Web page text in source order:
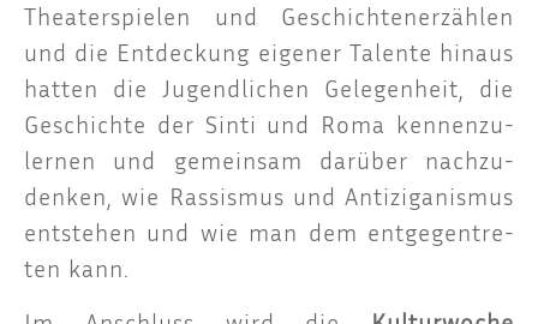
Thea­ter­spie­len und Geschich­ten­er­zäh­len
und die Ent­de­ckung eige­ner Talen­te hin­aus
hat­ten die Jugend­li­chen Gele­gen­heit, die
Geschich­te der Sin­ti und Roma ken­nen­zu­
ler­nen und gemein­sam dar­über nach­zu­
den­ken, wie Ras­sis­mus und Anti­zi­ga­nis­mus
ent­ste­hen und wie man dem ent­ge­gen­tre­
ten kann.